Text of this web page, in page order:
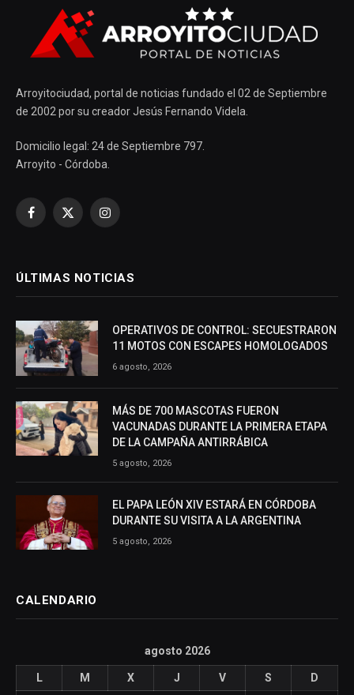
Arroyitociudad, portal de noticias fundado el 02 de Septiembre
de 2002 por su creador Jesús Fernando Videla.
Domicilio legal: 24 de Septiembre 797.
Arroyito - Córdoba.
Facebook
X
Instagram
ÚLTIMAS NOTICIAS
OPERATIVOS DE CONTROL: SECUESTRARON
11 MOTOS CON ESCAPES HOMOLOGADOS
6 agosto, 2026
MÁS DE 700 MASCOTAS FUERON
VACUNADAS DURANTE LA PRIMERA ETAPA
DE LA CAMPAÑA ANTIRRÁBICA
5 agosto, 2026
EL PAPA LEÓN XIV ESTARÁ EN CÓRDOBA
DURANTE SU VISITA A LA ARGENTINA
5 agosto, 2026
CALENDARIO
agosto 2026
L M X J V S D